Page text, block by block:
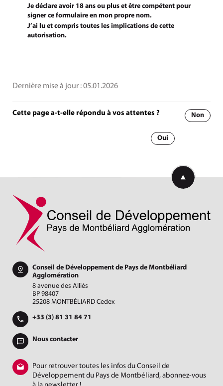
Je déclare avoir 18 ans ou plus et être compétent pour
signer ce formulaire en mon propre nom.
J’ai lu et compris toutes les implications de cette
autorisation.
Dernière mise à jour :05.01.2026
Cette page a-t-elle répondu à vos attentes ? Non
Oui
Retourner en
Conseil de Développement de Pays de Montbéliard
Agglomération
8 avenue des Alliés
BP 98407
25208 MONTBÉLIARD Cedex
+33 (3) 81 31 84 71
Nous contacter
Pour retrouver toutes les infos du Conseil de
Développement du Pays de Montbéliard, abonnez-vous